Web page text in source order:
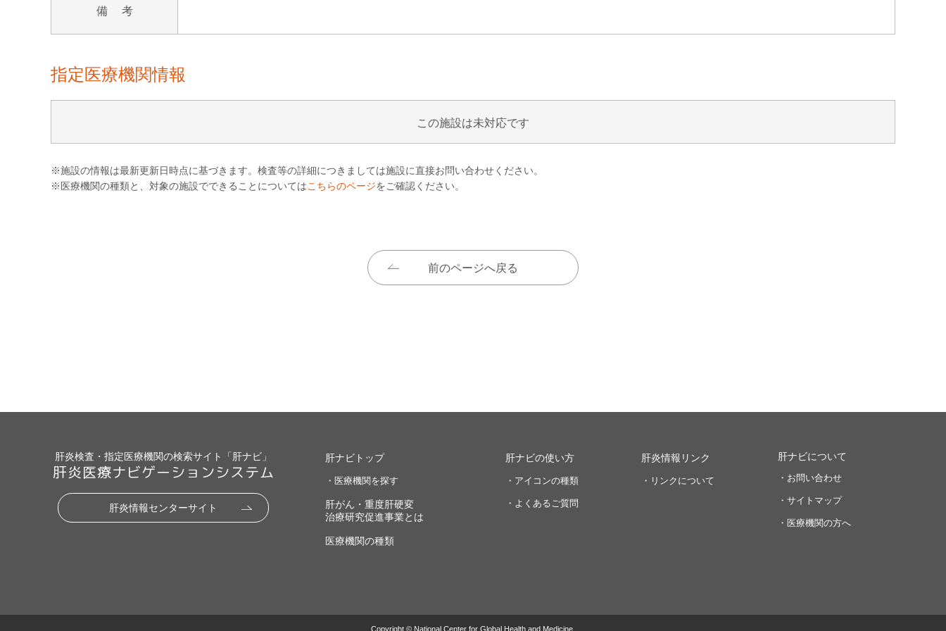
備 考
指定医療機関情報
この施設は未対応です
※施設の情報は最新更新日時点に基づきます。検査等の詳細につきましては施設に直接お問い合わせください。
※医療機関の種類と、対象の施設でできることについてはこちらのページをご確認ください。
前のページへ戻る
肝炎検査・指定医療機関の検索サイト「肝ナビ」
肝炎医療ナビゲーションシステム
肝炎情報センターサイト
肝ナビトップ
・医療機関を探す
肝がん・重度肝硬変
治療研究促進事業とは
医療機関の種類
肝ナビの使い方
・アイコンの種類
・よくあるご質問
肝炎情報リンク
・リンクについて
肝ナビについて
・お問い合わせ
・サイトマップ
・医療機関の方へ
Copyright © National Center for Global Health and Medicine.